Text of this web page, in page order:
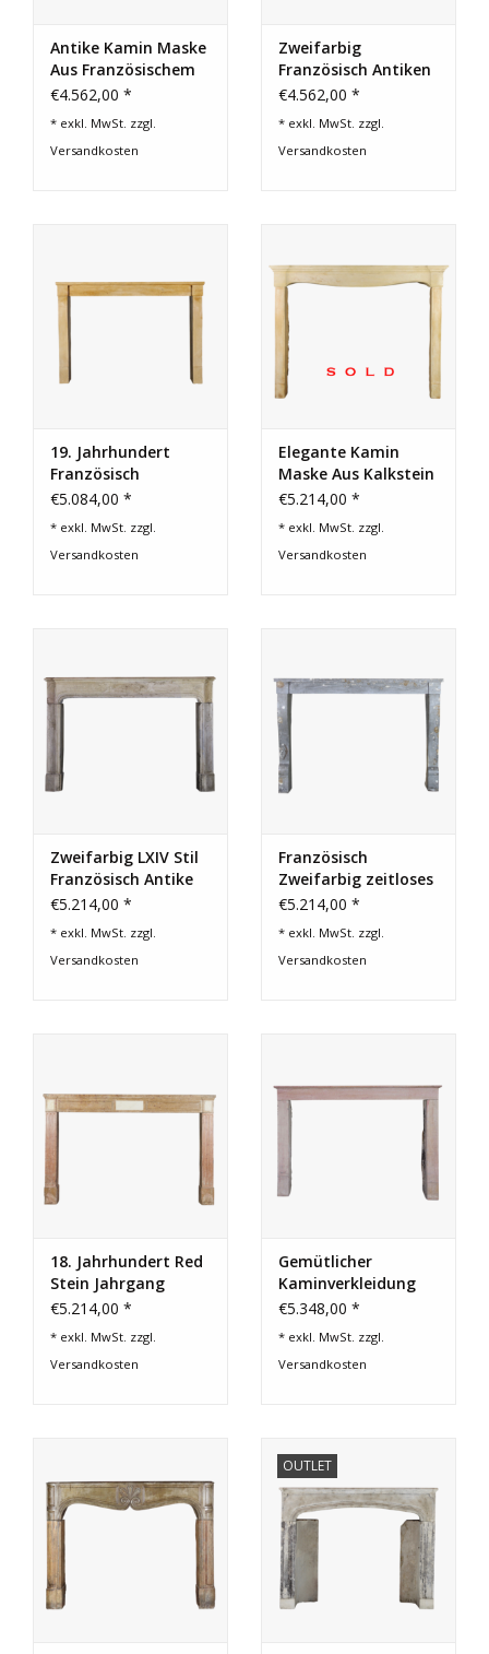
Antike Kamin Maske
Aus Französischem
Kalkstein
€4.562,00 *
* exkl. MwSt. zzgl.
Versandkosten
Zweifarbig
Französisch Antiken
Stein Kamin
€4.562,00 *
* exkl. MwSt. zzgl.
Versandkosten
19. Jahrhundert
Französisch
Kaminmaske
€5.084,00 *
* exkl. MwSt. zzgl.
Versandkosten
Elegante Kamin
Maske Aus Kalkstein
Im Französischen
€5.214,00 *
* exkl. MwSt. zzgl.
Versandkosten
Zweifarbig LXIV Stil
Französisch Antike
Stein Kamin
€5.214,00 *
* exkl. MwSt. zzgl.
Versandkosten
Französisch
Zweifarbig zeitloses
Kalkstein
€5.214,00 *
* exkl. MwSt. zzgl.
Versandkosten
18. Jahrhundert Red
Stein Jahrgang
Antike Kaminmaske
€5.214,00 *
* exkl. MwSt. zzgl.
Versandkosten
Gemütlicher
Kaminverkleidung
€5.348,00 *
* exkl. MwSt. zzgl.
Versandkosten
OUTLET